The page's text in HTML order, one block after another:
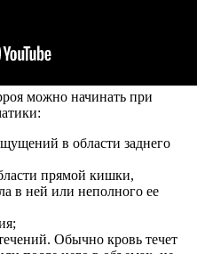
можно начинать при
в области заднего
прямой кишки,
в ней или неполного ее
Обычно кровь течет